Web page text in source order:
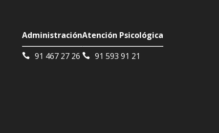
Administración
91 467 27 26
Atención Psicológica
91 593 91 21